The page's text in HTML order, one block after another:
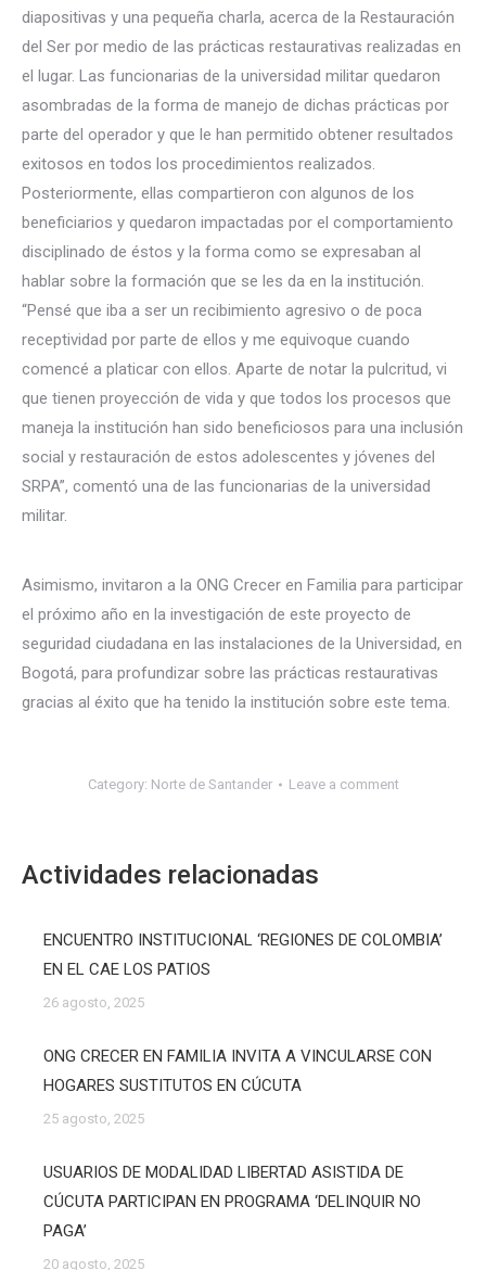
diapositivas y una pequeña charla, acerca de la Restauración
del Ser por medio de las prácticas restaurativas realizadas en
el lugar. Las funcionarias de la universidad militar quedaron
asombradas de la forma de manejo de dichas prácticas por
parte del operador y que le han permitido obtener resultados
exitosos en todos los procedimientos realizados.
Posteriormente, ellas compartieron con algunos de los
beneficiarios y quedaron impactadas por el comportamiento
disciplinado de éstos y la forma como se expresaban al
hablar sobre la formación que se les da en la institución.
“Pensé que iba a ser un recibimiento agresivo o de poca
receptividad por parte de ellos y me equivoque cuando
comencé a platicar con ellos. Aparte de notar la pulcritud, vi
que tienen proyección de vida y que todos los procesos que
maneja la institución han sido beneficiosos para una inclusión
social y restauración de estos adolescentes y jóvenes del
SRPA”, comentó una de las funcionarias de la universidad
militar.
Asimismo, invitaron a la ONG Crecer en Familia para participar
el próximo año en la investigación de este proyecto de
seguridad ciudadana en las instalaciones de la Universidad, en
Bogotá, para profundizar sobre las prácticas restaurativas
gracias al éxito que ha tenido la institución sobre este tema.
Category: Norte de Santander Leave a comment
Actividades relacionadas
ENCUENTRO INSTITUCIONAL ‘REGIONES DE COLOMBIA’
EN EL CAE LOS PATIOS
26 agosto, 2025
ONG CRECER EN FAMILIA INVITA A VINCULARSE CON
HOGARES SUSTITUTOS EN CÚCUTA
25 agosto, 2025
USUARIOS DE MODALIDAD LIBERTAD ASISTIDA DE
CÚCUTA PARTICIPAN EN PROGRAMA ‘DELINQUIR NO
PAGA’
20 agosto, 2025